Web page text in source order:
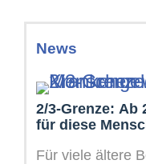
News
2/3-Grenze: Ab
für diese
Für viele ältere